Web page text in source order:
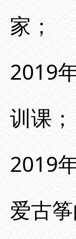
家；
2019
训课；
2019
爱古